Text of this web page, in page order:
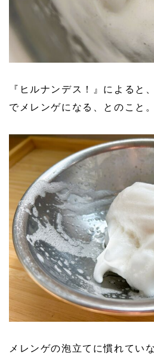
『ヒルナンデス！』によると
でメレンゲになる、とのこと。
メレンゲの泡立てに慣れてい